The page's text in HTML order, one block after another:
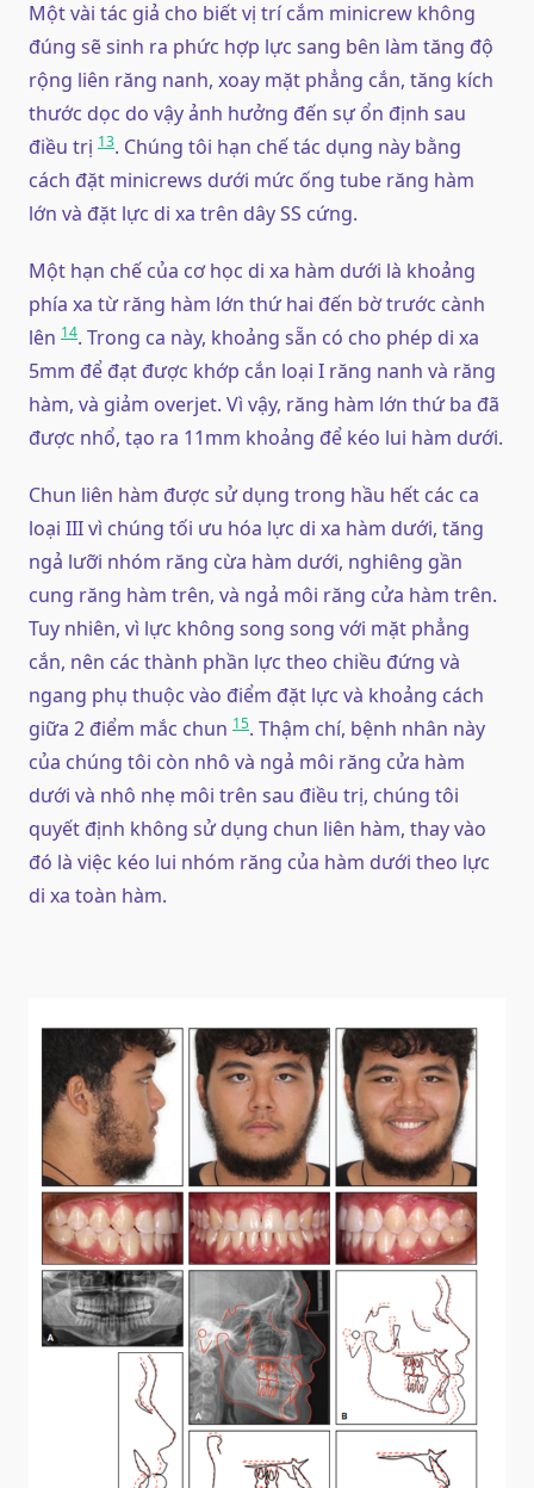
Một vài tác giả cho biết vị trí cắm minicrew không
đúng sẽ sinh ra phức hợp lực sang bên làm tăng độ
rộng liên răng nanh, xoay mặt phẳng cắn, tăng kích
thước dọc do vậy ảnh hưởng đến sự ổn định sau
điều trị 13. Chúng tôi hạn chế tác dụng này bằng
cách đặt minicrews dưới mức ống tube răng hàm
lớn và đặt lực di xa trên dây SS cứng.
Một hạn chế của cơ học di xa hàm dưới là khoảng
phía xa từ răng hàm lớn thứ hai đến bờ trước cành
lên 14. Trong ca này, khoảng sẵn có cho phép di xa
5mm để đạt được khớp cắn loại I răng nanh và răng
hàm, và giảm overjet. Vì vậy, răng hàm lớn thứ ba đã
được nhổ, tạo ra 11mm khoảng để kéo lui hàm dưới.
Chun liên hàm được sử dụng trong hầu hết các ca
loại III vì chúng tối ưu hóa lực di xa hàm dưới, tăng
ngả lưỡi nhóm răng cừa hàm dưới, nghiêng gần
cung răng hàm trên, và ngả môi răng cửa hàm trên.
Tuy nhiên, vì lực không song song với mặt phẳng
cắn, nên các thành phần lực theo chiều đứng và
ngang phụ thuộc vào điểm đặt lực và khoảng cách
giữa 2 điểm mắc chun 15. Thậm chí, bệnh nhân này
của chúng tôi còn nhô và ngả môi răng cửa hàm
dưới và nhô nhẹ môi trên sau điều trị, chúng tôi
quyết định không sử dụng chun liên hàm, thay vào
đó là việc kéo lui nhóm răng của hàm dưới theo lực
di xa toàn hàm.